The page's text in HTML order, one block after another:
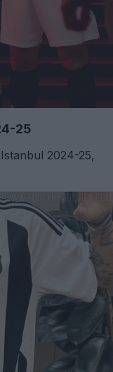
25
2024-25,